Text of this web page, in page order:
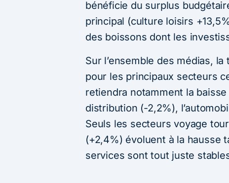
bénéficie du surplus
principal (culture loisirs
des boissons dont les
Sur l’ensemble des médias,
pour les principaux secteurs
retiendra notamment la
distribution (-2,2%),
Seuls les secteurs voyage
(+2,4%) évoluent à la hausse
services sont tout juste